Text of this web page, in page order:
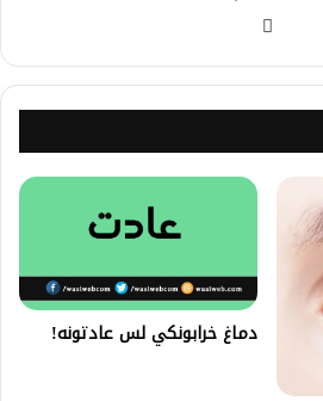
دماغ خرابونکي لس عادتونه!